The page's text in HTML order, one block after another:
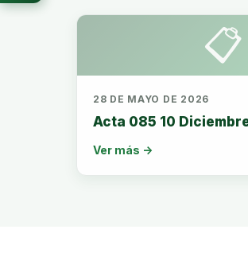
📋
28 DE MAYO DE 2026
Acta 085 10
Ver más →